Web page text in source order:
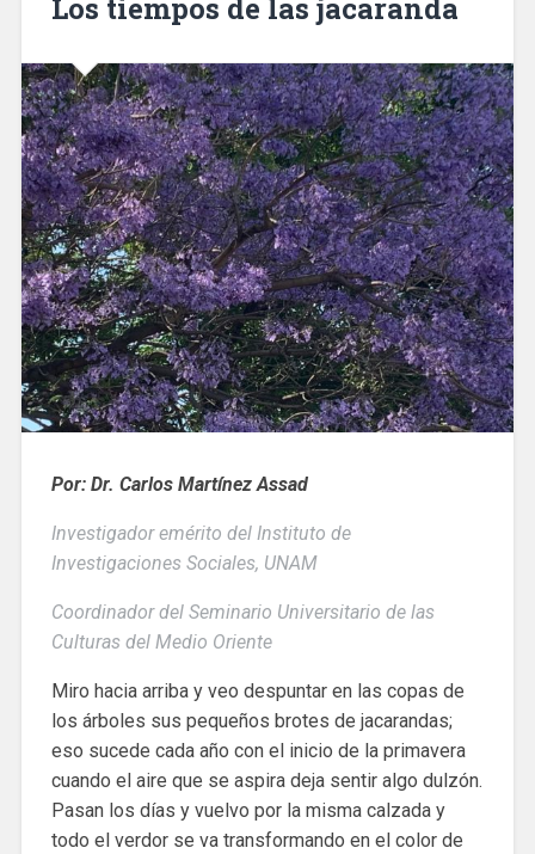
Los tiempos de las jacaranda
Por: Dr. Carlos Martínez Assad
Investigador emérito del Instituto de
Investigaciones Sociales, UNAM
Coordinador del Seminario Universitario de las
Culturas del Medio Oriente
Miro hacia arriba y veo despuntar en las copas de
los árboles sus pequeños brotes de jacarandas;
eso sucede cada año con el inicio de la primavera
cuando el aire que se aspira deja sentir algo dulzón.
Pasan los días y vuelvo por la misma calzada y
todo el verdor se va transformando en el color de